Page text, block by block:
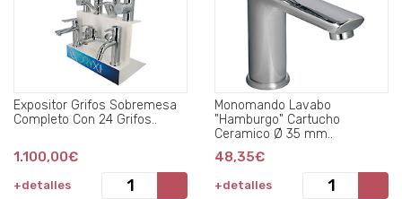
Expositor Grifos Sobremesa
Completo Con 24 Grifos..
1.100,00€
+detalles
Monomando Lavabo
"Hamburgo" Cartucho
Ceramico Ø 35 mm..
48,35€
+detalles